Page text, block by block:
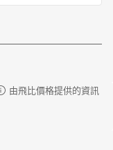
由飛比價格提供的資訊